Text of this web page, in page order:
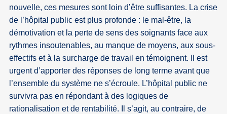
nouvelle, ces mesures sont loin d’être suffisantes. La crise
de l’hôpital public est plus profonde : le mal-être, la
démotivation et la perte de sens des soignants face aux
rythmes insoutenables, au manque de moyens, aux sous-
effectifs et à la surcharge de travail en témoignent. Il est
urgent d’apporter des réponses de long terme avant que
l’ensemble du système ne s’écroule. L’hôpital public ne
survivra pas en répondant à des logiques de
rationalisation et de rentabilité. Il s’agit, au contraire, de